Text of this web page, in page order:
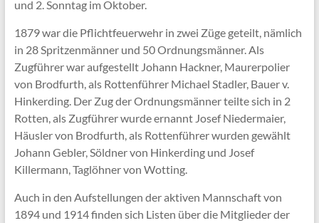
und 2. Sonntag im Oktober.
1879 war die Pflichtfeuerwehr in zwei Züge geteilt, nämlich
in 28 Spritzenmänner und 50 Ordnungsmänner. Als
Zugführer war aufgestellt Johann Hackner, Maurerpolier
von Brodfurth, als Rottenführer Michael Stadler, Bauer v.
Hinkerding. Der Zug der Ordnungsmänner teilte sich in 2
Rotten, als Zugführer wurde ernannt Josef Niedermaier,
Häusler von Brodfurth, als Rottenführer wurden gewählt
Johann Gebler, Söldner von Hinkerding und Josef
Killermann, Taglöhner von Wotting.
Auch in den Aufstellungen der aktiven Mannschaft von
1894 und 1914 finden sich Listen über die Mitglieder der